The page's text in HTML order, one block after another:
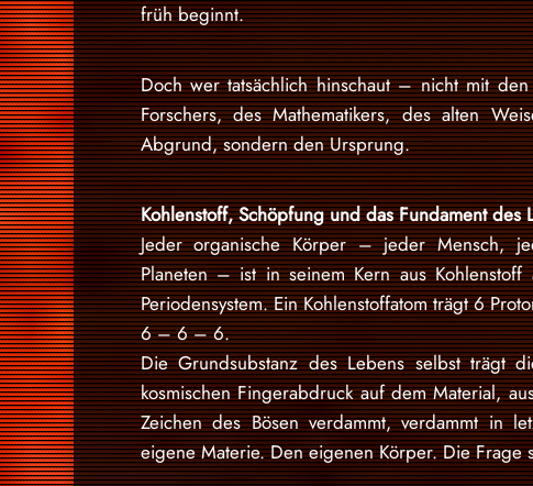
früh beginnt.
Doch wer tatsächlich hinschaut – nicht mit
Forschers, des Mathematikers, des alten
Abgrund, sondern den Ursprung.
Kohlenstoff, Schöpfung und das Fundament des
Jeder organische Körper – jeder Mensch,
Planeten – ist in seinem Kern aus
Periodensystem. Ein Kohlenstoffatom trägt 6
6 – 6 – 6.
Die Grundsubstanz des Lebens selbst trägt
kosmischen Fingerabdruck auf dem Material,
Zeichen des Bösen verdammt, verdammt in
eigene Materie. Den eigenen Körper. Die Frage